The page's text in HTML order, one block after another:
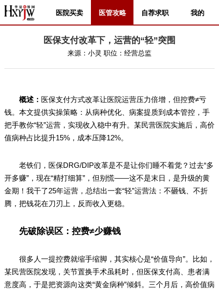
医院买卖 医管攻略 自荐求职 我的
医保支付改革下，运营的“轻”突围
来源： 小灵 职位： 经营总监
概述： 医保支付方式改革让医院运营压力倍增，但控费≠亏
钱。本文提供实操策略：从病种优化、病案提质到成本管控，手
把手教你“轻”运营，实现收入稳中有升。某民营医院实施后，高价
值病种占比提升15%，成本压降12%。
老铁们，医保DRG/DIP改革是不是让你们睡不着觉？过去“多
开多赚”，现在“精打细算”，但别慌——这不是末日，是升级的黄
金期！我干了25年运营，总结出一套“轻”运营法：不砸钱、不折
腾，把钱花在刀刃上，反而收入更稳。
先破除误区：控费≠少赚钱
很多人一提控费就缩手缩脚，其实核心是“价值导向”。比如，
某民营医院发现，关节置换手术虽耗时，但医保支付高、患者满
意度高，于是把资源向这类“黄金病种”倾斜。三个月后，高价值病